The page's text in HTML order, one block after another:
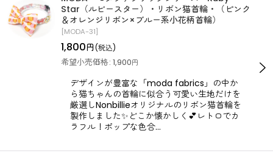
Star（ルビースター）・リボン猫首輪・（ピンク
＆オレンジリボン×ブルー系小花柄首輪）
[MODA-31]
1,800円(税込)
希望小売価格: 1,900円
デザインが豊富な「moda fabrics」の中か
ら猫ちゃんの首輪に似合う可愛い生地だけを
厳選しNonbillieオリジナルのリボン猫首輪を
製作しました✨どこか懐かしく💕レトロでカ
ラフル！ポップな色合…